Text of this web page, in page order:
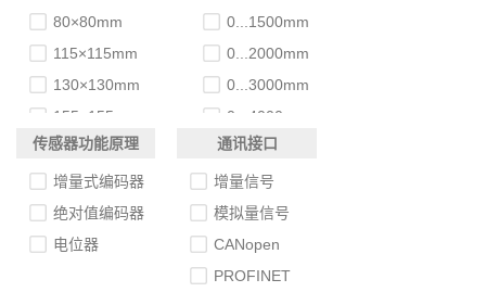
80×80mm
115×115mm
130×130mm
155×155mm
190×190mm
Ø106×68mm
Ø130×141mm
130×89×66mm
0...1500mm
0...2000mm
0...3000mm
0...4000mm
0...5000mm
0...6000mm
0...8000mm
0...10000mm
0...12000mm
传感器功能原理
增量式编码器
绝对值编码器
电位器
通讯接口
增量信号
模拟量信号
CANopen
PROFINET